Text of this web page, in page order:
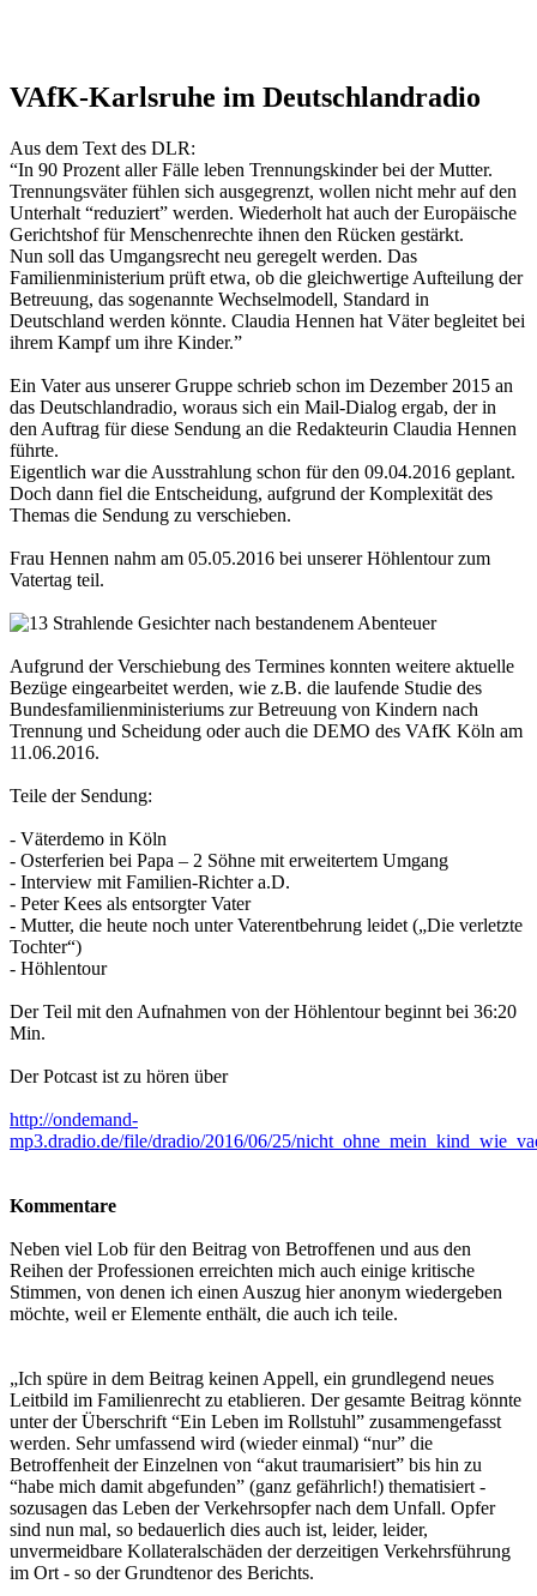
VAfK-Karlsruhe im Deutschlandradio
Aus dem Text des DLR:
“In 90 Prozent aller Fälle leben Trennungskinder bei der Mutter.
Trennungsväter fühlen sich ausgegrenzt, wollen nicht mehr auf den
Unterhalt “reduziert” werden. Wiederholt hat auch der Europäische
Gerichtshof für Menschenrechte ihnen den Rücken gestärkt.
Nun soll das Umgangsrecht neu geregelt werden. Das
Familienministerium prüft etwa, ob die gleichwertige Aufteilung der
Betreuung, das sogenannte Wechselmodell, Standard in
Deutschland werden könnte. Claudia Hennen hat Väter begleitet bei
ihrem Kampf um ihre Kinder.”
Ein Vater aus unserer Gruppe schrieb schon im Dezember 2015 an
das Deutschlandradio, woraus sich ein Mail-Dialog ergab, der in
den Auftrag für diese Sendung an die Redakteurin Claudia Hennen
führte.
Eigentlich war die Ausstrahlung schon für den 09.04.2016 geplant.
Doch dann fiel die Entscheidung, aufgrund der Komplexität des
Themas die Sendung zu verschieben.
Frau Hennen nahm am 05.05.2016 bei unserer Höhlentour zum
Vatertag teil.
Aufgrund der Verschiebung des Termines konnten weitere aktuelle
Bezüge eingearbeitet werden, wie z.B. die laufende Studie des
Bundesfamilienministeriums zur Betreuung von Kindern nach
Trennung und Scheidung oder auch die DEMO des VAfK Köln am
11.06.2016.
Teile der Sendung:
- Väterdemo in Köln
- Osterferien bei Papa – 2 Söhne mit erweitertem Umgang
- Interview mit Familien-Richter a.D.
- Peter Kees als entsorgter Vater
- Mutter, die heute noch unter Vaterentbehrung leidet („Die verletzte
Tochter“)
- Höhlentour
Der Teil mit den Aufnahmen von der Höhlentour beginnt bei 36:20
Min.
Der Potcast ist zu hören über
http://ondemand-
mp3.dradio.de/file/dradio/2016/06/25/
Kommentare
Neben viel Lob für den Beitrag von Betroffenen und aus den
Reihen der Professionen erreichten mich auch einige kritische
Stimmen, von denen ich einen Auszug hier anonym wiedergeben
möchte, weil er Elemente enthält, die auch ich teile.
„Ich spüre in dem Beitrag keinen Appell, ein grundlegend neues
Leitbild im Familienrecht zu etablieren. Der gesamte Beitrag könnte
unter der Überschrift “Ein Leben im Rollstuhl” zusammengefasst
werden. Sehr umfassend wird (wieder einmal) “nur” die
Betroffenheit der Einzelnen von “akut traumarisiert” bis hin zu
“habe mich damit abgefunden” (ganz gefährlich!) thematisiert -
sozusagen das Leben der Verkehrsopfer nach dem Unfall. Opfer
sind nun mal, so bedauerlich dies auch ist, leider, leider,
unvermeidbare Kollateralschäden der derzeitigen Verkehrsführung
im Ort - so der Grundtenor des Berichts.